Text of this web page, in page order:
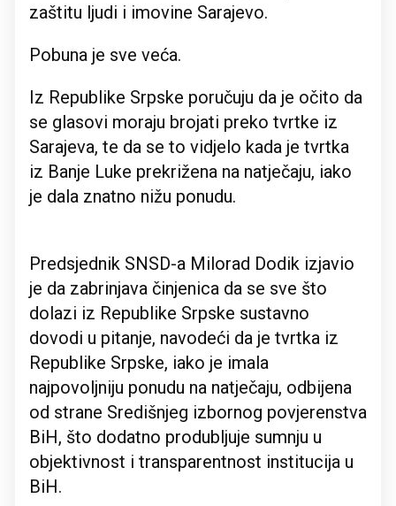
zaštitu ljudi i imovine Sarajevo.
Pobuna je sve veća.
Iz Republike Srpske poručuju da je očito da
se glasovi moraju brojati preko tvrtke iz
Sarajeva, te da se to vidjelo kada je tvrtka
iz Banje Luke prekrižena na natječaju, iako
je dala znatno nižu ponudu.
Predsjednik SNSD-a Milorad Dodik izjavio
je da zabrinjava činjenica da se sve što
dolazi iz Republike Srpske sustavno
dovodi u pitanje, navodeći da je tvrtka iz
Republike Srpske, iako je imala
najpovoljniju ponudu na natječaju, odbijena
od strane Središnjeg izbornog povjerenstva
BiH, što dodatno produbljuje sumnju u
objektivnost i transparentnost institucija u
BiH.